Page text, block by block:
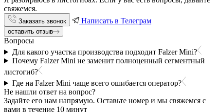
свяжемся.
Заказать звонок Написать в Телеграм
оставить отзыв
Вопросы
Для какого участка производства подходит Falzer Mini?
Почему Falzer Mini не заменит полноценный сегментный
листогиб?
Где на Falzer Mini чаще всего ошибается оператор?
Не нашли ответ на вопрос?
Задайте его нам напрямую. Оставьте номер и мы свяжемся с
вами в течение 10 минут